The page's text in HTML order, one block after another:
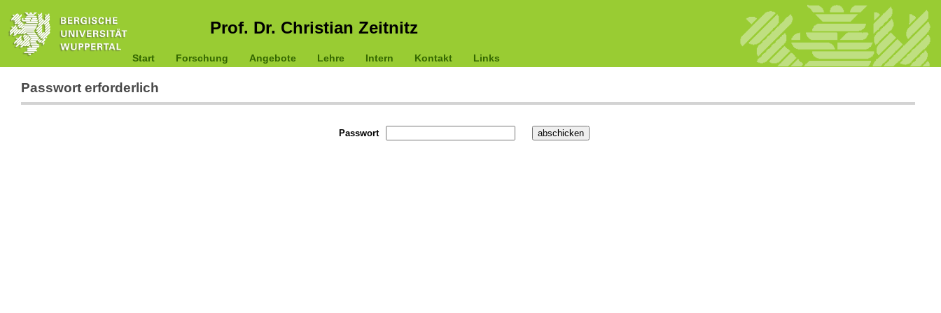
Prof. Dr. Christian Zeitnitz
Start Forschung Angebote Lehre Intern Kontakt Links
Passwort erforderlich
Passwort